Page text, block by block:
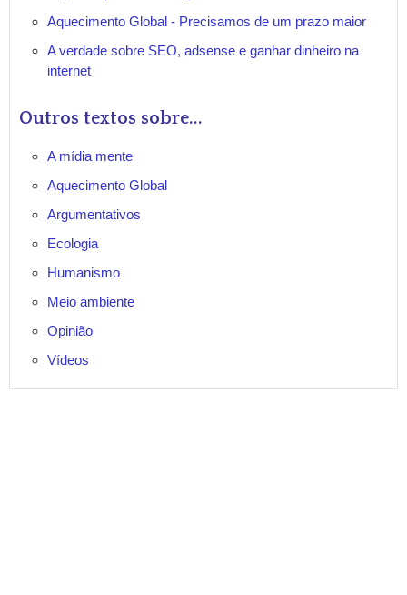
Aquecimento Global - Precisamos de um prazo maior
A verdade sobre SEO, adsense e ganhar dinheiro na
internet
Outros textos sobre...
A mídia mente
Aquecimento Global
Argumentativos
Ecologia
Humanismo
Meio ambiente
Opinião
Vídeos